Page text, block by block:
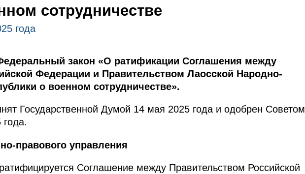
сотрудничестве
года
закон «О ратификации Соглашения между
Федерации и Правительством Лаосской Народно-
о военном сотрудничестве».
Государственной Думой 14 мая 2025 года и одобрен Советом
правового управления
Соглашение между Правительством Российской